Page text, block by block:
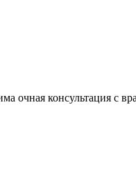
очная консультация с